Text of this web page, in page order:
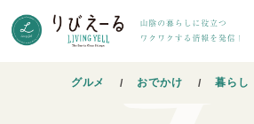
グルメ おでかけ 暮らし